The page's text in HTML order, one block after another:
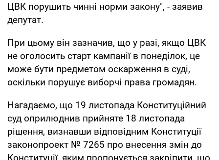
ЦВК порушить чинні норми закону", - заявив
депутат.
При цьому він зазначив, що у разі, якщо ЦВК
не оголосить старт кампанії в понеділок, це
може бути предметом оскарження в суді,
оскільки порушує виборчі права громадян.
Нагадаємо, що 19 листопада Конституційний
суд оприлюднив прийняте 18 листопада
рішення, визнавши відповідним Конституції
законопроект № 7265 про внесення змін до
Конституції, яким пропонується закріпити, що